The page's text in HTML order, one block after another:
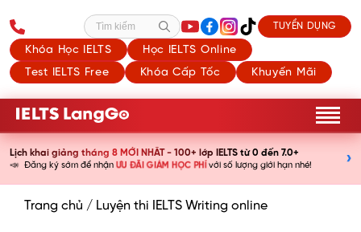
Khóa Học IELTS
Học IELTS Online
Test IELTS Free
Khóa Cấp Tốc Khuyến Mãi
Tìm kiếm TUYỂN DỤNG
Lịch khai giảng tháng 8 MỚI NHẤT - 100+ lớp IELTS từ 0 đến 7.0+
📣 Đăng ký sớm để nhậnƯU ĐÃI GIẢM HỌC PHÍvới số lượng giới hạn nhé! ›
Trang chủ / Luyện thi IELTS Writing online